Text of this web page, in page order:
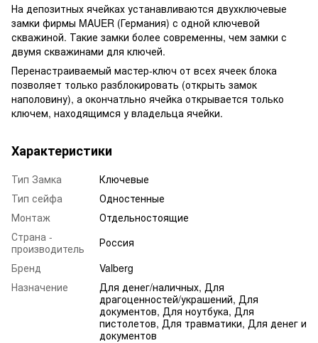
На депозитных ячейках устанавливаются двухключевые
замки фирмы MAUER (Германия) с одной ключевой
скважиной. Такие замки более современны, чем замки с
двумя скважинами для ключей.
Перенастраиваемый мастер-ключ от всех ячеек блока
позволяет только разблокировать (открыть замок
наполовину), а окончатльно ячейка открывается только
ключем, находящимся у владельца ячейки.
Характеристики
Тип Замка
Ключевые
Тип сейфа
Одностенные
Монтаж
Отдельностоящие
Страна -
производитель
Россия
Бренд
Valberg
Назначение
Для денег/наличных, Для
драгоценностей/украшений, Для
документов, Для ноутбука, Для
пистолетов, Для травматики, Для денег и
документов